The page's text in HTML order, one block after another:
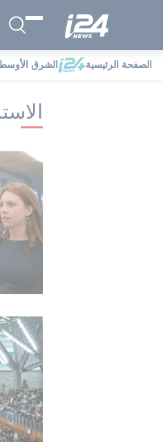
الصفحة الرئيسية الشرقi24NEWS